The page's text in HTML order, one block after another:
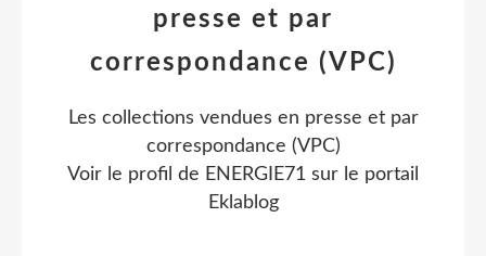
presse et par
correspondance (VPC)
Les collections vendues en presse et par
correspondance (VPC)
Voir le profil de ENERGIE71 sur le portail
Eklablog